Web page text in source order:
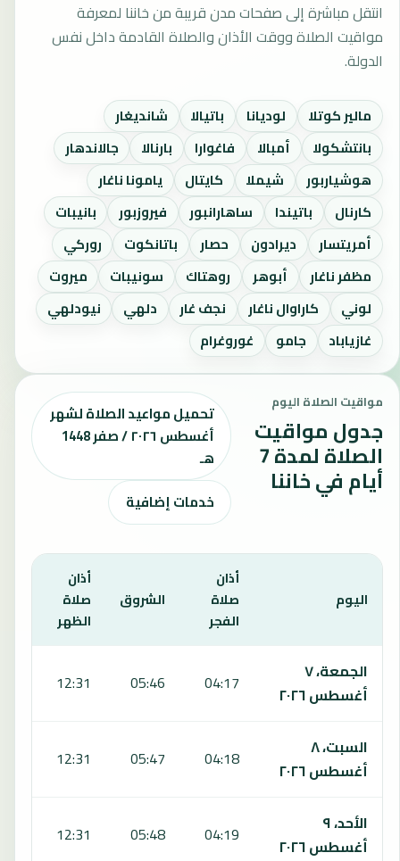
انتقل مباشرة إلى صفحات مدن قريبة من خاننا لمعرفة
مواقيت الصلاة ووقت الأذان والصلاة القادمة داخل نفس
الدولة.
مالير كوتلا لوديانا باتيالا
شانديغار
بانتشكولا
أمبالا فاغوارا بارنالا
جالاندهار
هوشياربور
شيملا كايتال
يامونا ناغار
كارنال
باتيندا ساهارانبور فيروزبور
بانيبات
أمريتسار
ديرادون حصار باتانكوت
روركي
مظفر ناغار
أبوهر روهتاك سونيبات
ميروت
لوني
كاراوال ناغار نجف غار دلهي
نيودلهي
غازياباد
جامو غوروغرام
مواقيت الصلاة اليوم
جدول مواقيت
الصلاة لمدة 7
أيام في خاننا
تحميل مواعيد الصلاة لشهر
أغسطس ٢٠٢٦ / صفر 1448
هـ
خدمات إضافية
اليوم
أذان
صلاة
الفجر
الشروق
أذان
صلاة
الظهر
الجمعة، ٧
أغسطس ٢٠٢٦
04:17
05:46
12:31
السبت، ٨
أغسطس ٢٠٢٦
04:18
05:47
12:31
الأحد، ٩
أغسطس ٢٠٢٦
04:19
05:48
12:31